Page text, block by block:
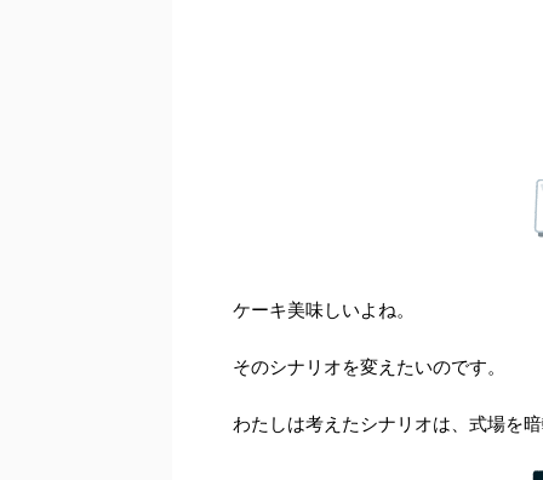
ケーキ美味しいよね。
そのシナリオを変えたいのです。
わたしは考えたシナリオは、式場を